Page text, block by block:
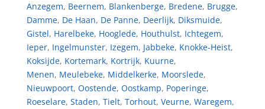
Anzegem, Beernem, Blankenberge, Bredene, Brugge,
Damme, De Haan, De Panne, Deerlijk, Diksmuide,
Gistel, Harelbeke, Hooglede, Houthulst, Ichtegem,
Ieper, Ingelmunster, Izegem, Jabbeke, Knokke-Heist,
Koksijde, Kortemark, Kortrijk, Kuurne,
Menen, Meulebeke, Middelkerke, Moorslede,
Nieuwpoort, Oostende, Oostkamp, Poperinge,
Roeselare, Staden, Tielt, Torhout, Veurne, Waregem,